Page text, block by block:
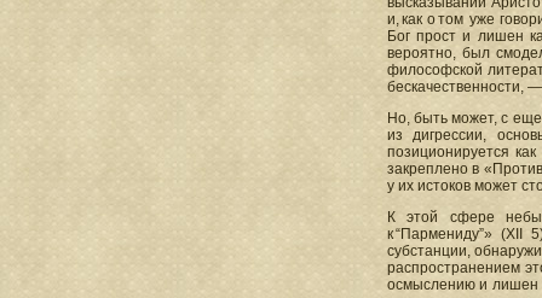
и, как о том уже
Бог прост и лишен
вероятно, был
философской
бескачественности,
Но, быть может, с
из дигрессии,
позиционируется
закреплено в
у их истоков может
К этой сфере
к “Пармениду”»
субстанции,
распространением
осмыслению и лишен